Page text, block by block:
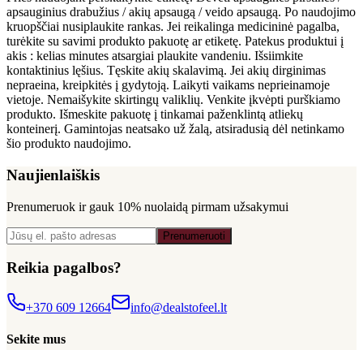
apsauginius drabužius / akių apsaugą / veido apsaugą. Po naudojimo
kruopščiai nusiplaukite rankas. Jei reikalinga medicininė pagalba,
turėkite su savimi produkto pakuotę ar etiketę. Patekus produktui į
akis : kelias minutes atsargiai plaukite vandeniu. Išsiimkite
kontaktinius lęšius. Tęskite akių skalavimą. Jei akių dirginimas
nepraeina, kreipkitės į gydytoją. Laikyti vaikams neprieinamoje
vietoje. Nemaišykite skirtingų valiklių. Venkite įkvėpti purškiamo
produkto. Išmeskite pakuotę į tinkamai paženklintą atliekų
konteinerį. Gamintojas neatsako už žalą, atsiradusią dėl netinkamo
šio produkto naudojimo.
Naujienlaiškis
Prenumeruok ir gauk 10% nuolaidą pirmam užsakymui
Prenumeruoti
Reikia pagalbos?
+370 609 12664 info@dealstofeel.lt
Sekite mus